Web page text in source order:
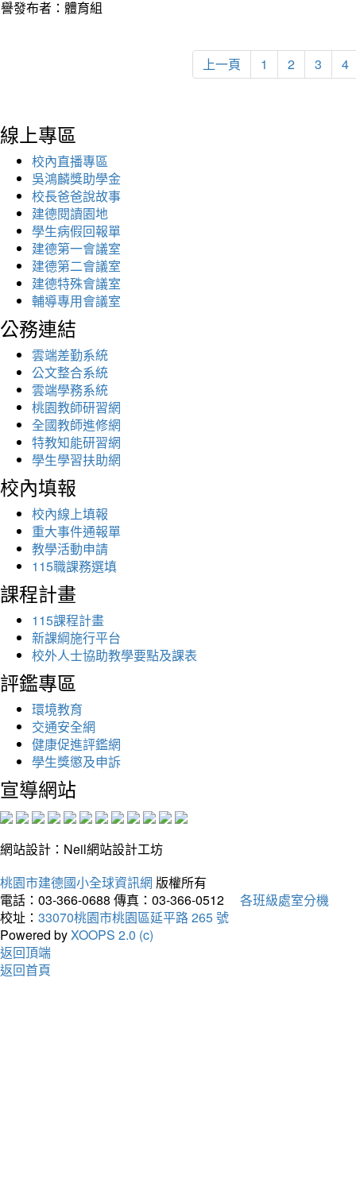
發布者：體育組
上一頁 1 2 3 4
線上專區
校內直播專區
吳鴻麟獎助學金
校長爸爸說故事
建德閱讀園地
學生病假回報單
建德第一會議室
建德第二會議室
建德特殊會議室
輔導專用會議室
公務連結
雲端差勤系統
公文整合系統
雲端學務系統
桃園教師研習網
全國教師進修網
特教知能研習網
學生學習扶助網
校內填報
校內線上填報
重大事件通報單
教學活動申請
115職課務選填
課程計畫
115課程計畫
新課綱施行平台
校外人士協助教學要點及課表
評鑑專區
環境教育
交通安全網
健康促進評鑑網
學生獎懲及申訴
宣導網站
網站設計：Neil網站設計工坊
桃園市建德國小全球資訊網 版權所有
電話：03-366-0688 傳真：03-366-0512
各班級處室分機
校址： 33070桃園市桃園區延平路 265 號
Powered byXOOPS 2.0 (c)
返回頂端
返回首頁